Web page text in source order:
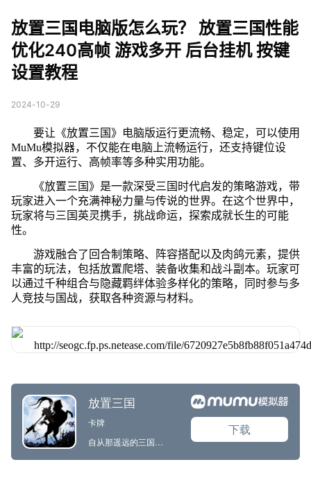
台挂机 按键设置教程
放置三国电脑版怎么玩？ 放置三国性能
优化240高帧 游戏多开 后台挂机 按键
设置教程
2024-10-29
要让《放置三国》电脑版运行更流畅、稳定，可以使用
MuMu模拟器，不仅能在电脑上流畅运行，还支持键位设
置、多开运行、高帧率等多种实用功能。
《放置三国》是一款深受三国时代启发的策略游戏，带
玩家进入一个充满神秘力量与传说的世界。在这个世界中，
玩家将与三国英灵携手，挑战命运，探索成就长生的可能
性。
游戏融合了回合制策略、阵容搭配以及肉鸽元素，提供
丰富的玩法，包括放置爬塔、装备收集和战斗副本。玩家可
以通过千种组合与隐藏羁绊体验多样化的策略，同时参与多
人竞技与国战，获取各种资源与材料。